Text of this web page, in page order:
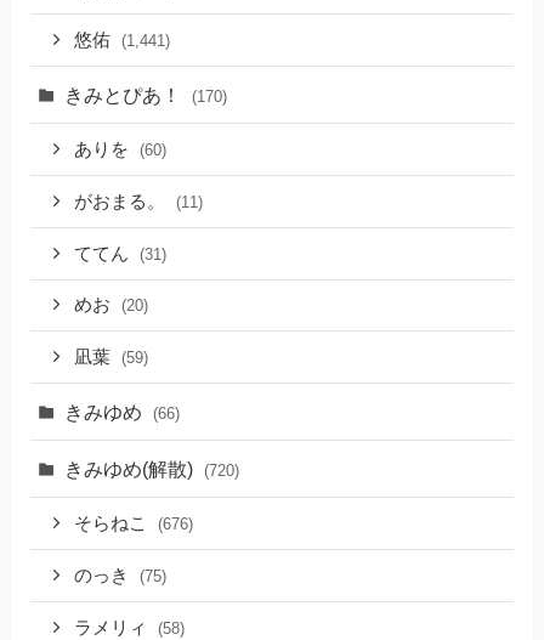
悠佑 (1,441)
きみとぴあ！ (170)
ありを (60)
がおまる。 (11)
ててん (31)
めお (20)
凪葉 (59)
きみゆめ (66)
きみゆめ(解散) (720)
そらねこ (676)
のっき (75)
ラメリィ (58)